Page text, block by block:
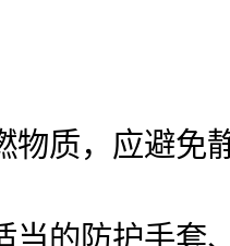
物质，应避免
当的防护手套